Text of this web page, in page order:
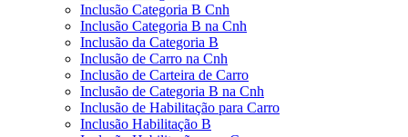
Inclusão Categoria B Cnh
Inclusão Categoria B na Cnh
Inclusão da Categoria B
Inclusão de Carro na Cnh
Inclusão de Carteira de Carro
Inclusão de Categoria B na Cnh
Inclusão de Habilitação para Carro
Inclusão Habilitação B